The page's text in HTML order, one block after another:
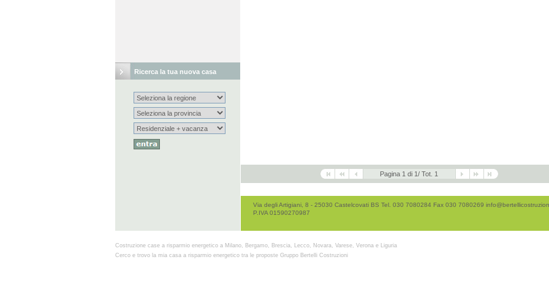
Ricerca la tua nuova casa
Pagina 1 di 1/ Tot. 1
Via degli Artigiani, 8 - 25030 Castelcovati BS Tel. 030 7080284 Fax 030 7080269
P.IVA 01590270987
Costruzione case a risparmio energetico a Milano, Bergamo, Brescia, Lecco, Novara, Varese, Verona e Liguria
Cerco e trovo la mia casa a risparmio energetico tra le proposte Gruppo Bertelli Costruzioni